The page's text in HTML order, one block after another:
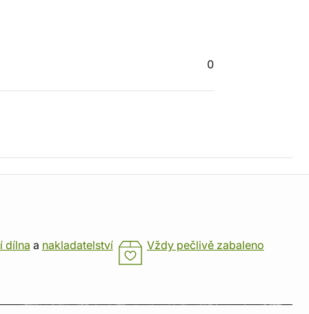
0
dílna a nakladatelství Vždy pečlivě zabaleno